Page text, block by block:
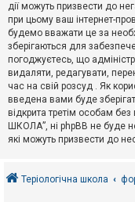
А
к
т
и
в
н
т
е
м
и
о
дії можуть призвести до
при цьому ваш інтернет-
будемо вважати це за
зберігаються для
погоджуєтесь, що
видаляти, редагувати,
час на свій розсуд . Як
введена вами буде
відкрита третім особам
ШКОЛА”, ні phpBB не буде
які можуть призвести до
Теріологічна школа